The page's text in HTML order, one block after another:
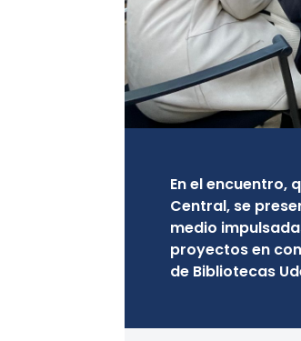
En el encuentro,
Central, se
medio
proyectos en
de Bibliotecas